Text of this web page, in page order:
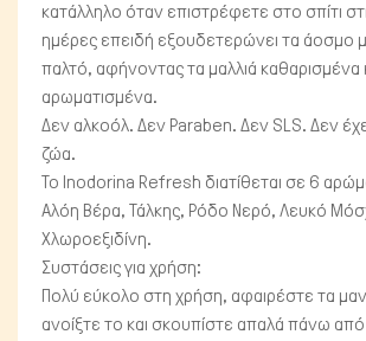
Μικρά ζώα
κατάλληλο όταν επιστρέφετε στο σπίτι
ημέρες επειδή εξουδετερώνει τα άοσμο
παλτό, αφήνοντας τα μαλλιά καθαρισμένα
αρωματισμένα.
Δεν αλκοόλ. Δεν Paraben. Δεν SLS. Δεν
ζώα.
Το Inodorina Refresh διατίθεται σε 6
Αλόη Βέρα, Τάλκης, Ρόδο Νερό, Λευκό
Χλωροεξιδίνη.
Συστάσεις για χρήση:
Πολύ εύκολο στη χρήση, αφαιρέστε τα
ανοίξτε το και σκουπίστε απαλά πάνω